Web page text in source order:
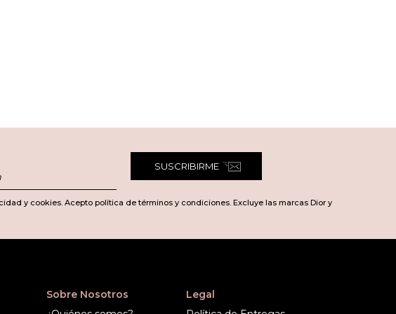
SUSCRIBIRME
y cookies. Acepto política de términos y condiciones. Excluye las marcas Dior y
Sobre Nosotros
Legal